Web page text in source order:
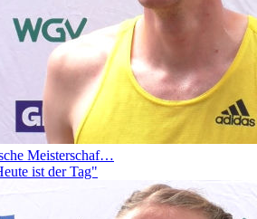
Meisterschaf…
ist der Tag"